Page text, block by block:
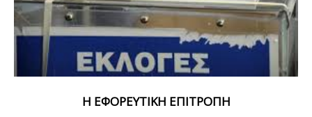
Η ΕΦΟΡΕΥΤΙΚΗ ΕΠΙΤΡΟΠΗ